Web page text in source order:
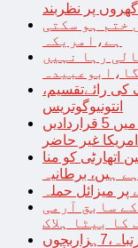
پر نظربند
ختم ہو سکتی
ہے،امریکہ
رہا نہیں
رائےتقسیم،
انتونیوگوتریس
اقوام متحدہ میں فلسطینیوں کے حق میں 5 قراردادیں
غیر حاضر
کو منا
ہیں، برطانیہ
میزائل حملہ
سابق آرمی
کا بیٹا ہلاک
حماس اسرائیل جنگ،2ماہ مکمل: غزہ شہرتباہ،7ہزاربچوں